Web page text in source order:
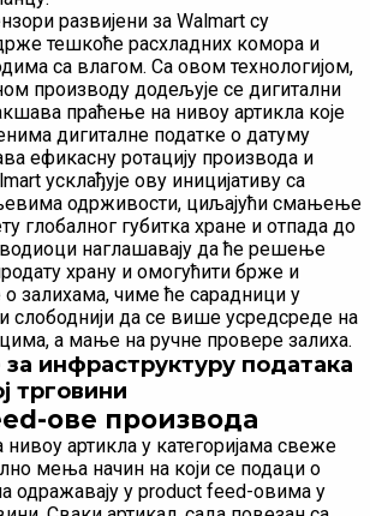
развијени за Walmart су
тешкоће расхладних комора и
са влагом. Са овом технологијом,
производу додељује се дигитални
праћење на нивоу артикла које
дигиталне податке о датуму
ефикасну ротацију производа и
усклађује ову иницијативу са
одрживости, циљајући смањење
глобалног губитка хране и отпада до
наглашавају да ће решење
храну и омогућити брже и
о залихама, чиме ће сарадници у
слободнији да се више усредсреде на
а мање на ручне провере залиха.
инфраструктуру података
трговини
ове производа
артикла у категоријама свеже
мења начин на који се подаци о
одражавају у product feed-овима у